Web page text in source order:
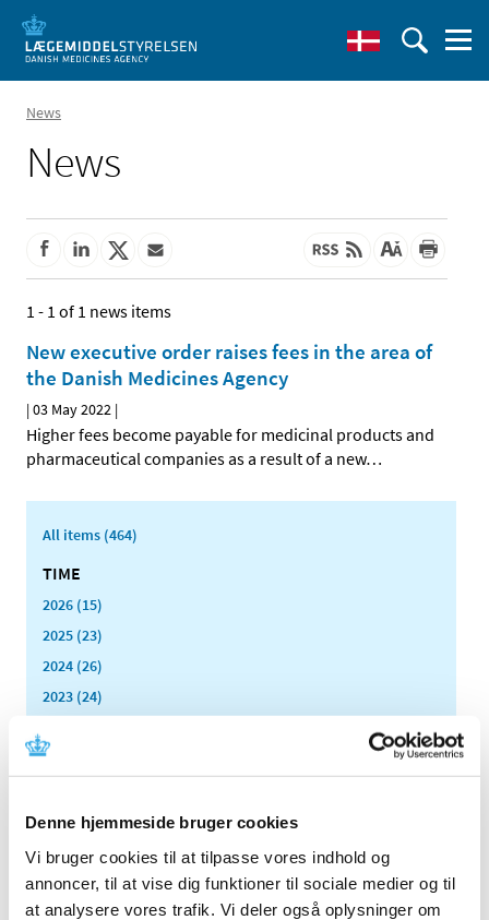
Denne hjemmeside bruger cookies
Vi bruger cookies til at tilpasse vores indhold og
annoncer, til at vise dig funktioner til sociale medier og til
at analysere vores trafik. Vi deler også oplysninger om
News
News
1 - 1 of 1 news items
New executive order raises fees in the area of
the Danish Medicines Agency
|03 May 2022 |
Higher fees become payable for medicinal products and
pharmaceutical companies as a result of a new…
All items (464)
TIME
2026 (15)
2025 (23)
2024 (26)
2023 (24)
November (1)
October (2)
July (2)
June (1)